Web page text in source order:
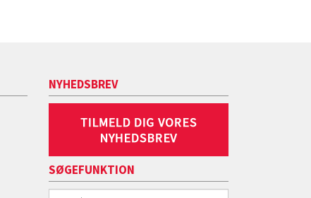
NYHEDSBREV
SØGEFUNKTION